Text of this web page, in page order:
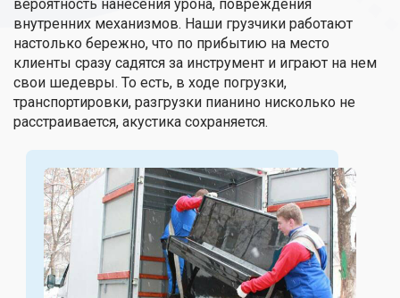
вероятность нанесения урона, повреждения
внутренних механизмов. Наши грузчики работают
настолько бережно, что по прибытию на место
клиенты сразу садятся за инструмент и играют на нем
свои шедевры. То есть, в ходе погрузки,
транспортировки, разгрузки пианино нисколько не
расстраивается, акустика сохраняется.